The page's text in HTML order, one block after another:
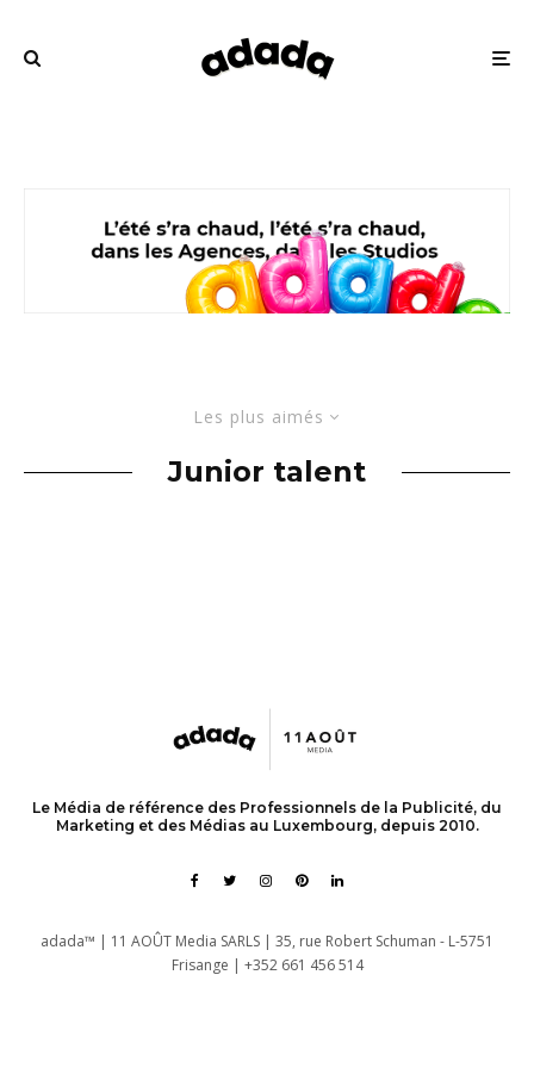
Les plus aimés
Junior talent
Le Média de référence des Professionnels de la Publicité, du
Marketing et des Médias au Luxembourg, depuis 2010.
adada™ | 11 AOÛT Media SARLS | 35, rue Robert Schuman - L-5751
Frisange | +352 661 456 514